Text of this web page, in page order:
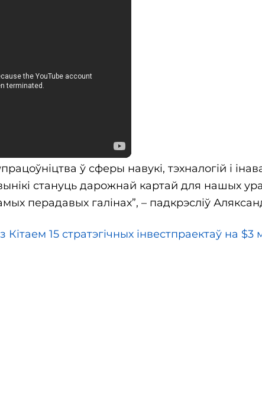
ў сферы навукі, тэхналогій і
стануць дарожнай картай для нашых
перадавых галінах”, – падкрэсліў
15 стратэгічных інвестпраектаў на $3